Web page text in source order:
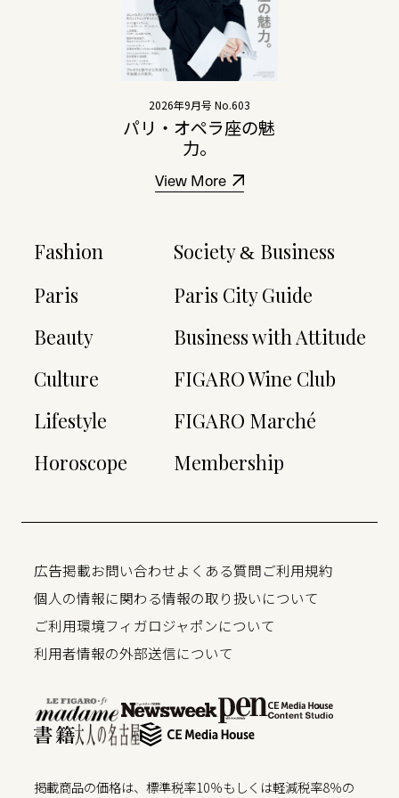
2026年9月号 No.603
パリ・オペラ座の魅
力。
View More
Fashion
Paris
Beauty
Culture
Lifestyle
Horoscope
Society& Business
Paris City Guide
Business with Attitude
FIGARO Wine Club
FIGARO Marché
Membership
広告掲載お問い合わせよくある質問ご利用規約
個人の情報に関わる情報の取り扱いについて
ご利用環境フィガロジャポンについて
利用者情報の外部送信について
掲載商品の価格は、標準税率10％もしくは軽減税率8％の